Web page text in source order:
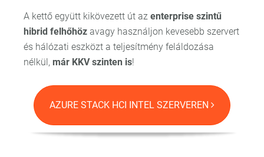
A kettő együtt kikövezett út az enterprise szintű
hibrid felhőhöz avagy használjon kevesebb szervert
és hálózati eszközt a teljesítmény feláldozása
nélkül, már KKV szinten is!
AZURE STACK HCI INTEL SZERVEREN